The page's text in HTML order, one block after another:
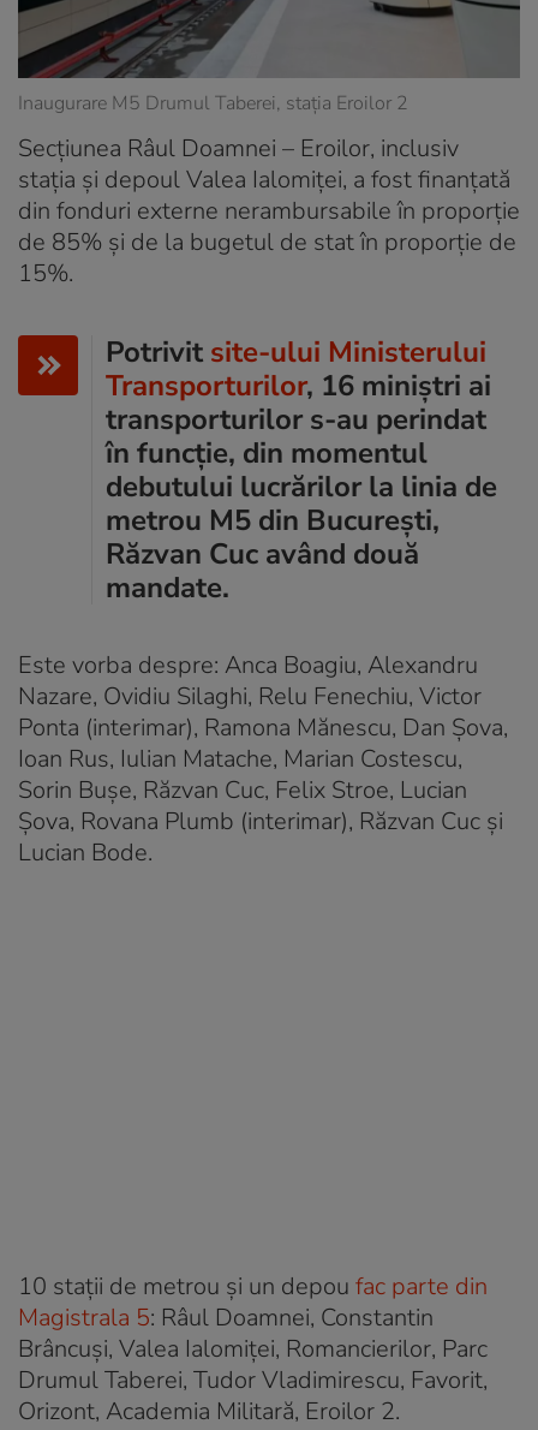
Inaugurare M5 Drumul Taberei, stația Eroilor 2
Secțiunea Râul Doamnei – Eroilor, inclusiv
stația și depoul Valea Ialomiței, a fost finanțată
din fonduri externe nerambursabile în proporție
de 85% și de la bugetul de stat în proporție de
15%.
Potrivit site-ului Ministerului
Transporturilor, 16 miniștri ai
transporturilor s-au perindat
în funcție, din momentul
debutului lucrărilor la linia de
metrou M5 din București,
Răzvan Cuc având două
mandate.
Este vorba despre: Anca Boagiu, Alexandru
Nazare, Ovidiu Silaghi, Relu Fenechiu, Victor
Ponta (interimar), Ramona Mănescu, Dan Șova,
Ioan Rus, Iulian Matache, Marian Costescu,
Sorin Bușe, Răzvan Cuc, Felix Stroe, Lucian
Șova, Rovana Plumb (interimar), Răzvan Cuc și
Lucian Bode.
10 staţii de metrou şi un depou fac parte din
Magistrala 5: Râul Doamnei, Constantin
Brâncuşi, Valea Ialomiţei, Romancierilor, Parc
Drumul Taberei, Tudor Vladimirescu, Favorit,
Orizont, Academia Militară, Eroilor 2.